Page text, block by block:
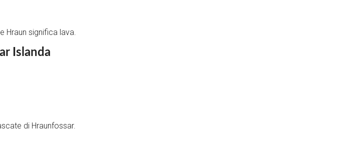
significa lava.
Islanda
di Hraunfossar.